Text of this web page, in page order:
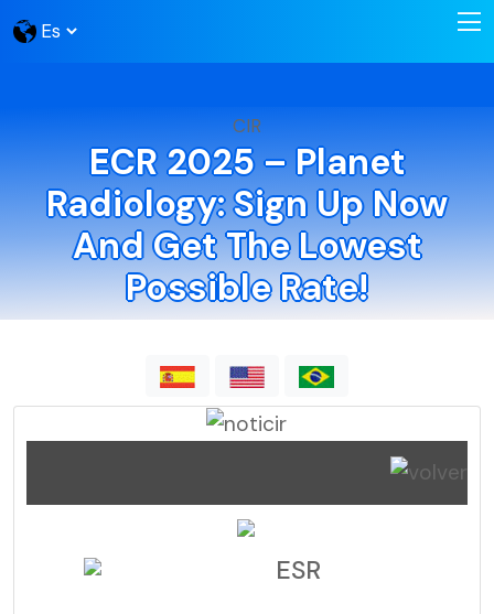
CIR
ECR 2025 – Planet
Radiology: Sign Up Now
And Get The Lowest
Possible Rate!
ESR